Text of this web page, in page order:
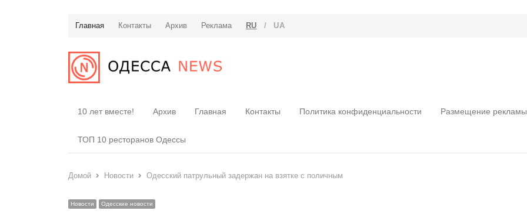
Главная Контакты Архив Реклама RU / UA
10 лет вместе! Архив Главная Контакты Политика конфиденциальности Размещение рекламы
ТОП 10 ресторанов Одессы
Домой Новости Одесский патрульный задержан на взятке с поличным
Новости Одесские новости